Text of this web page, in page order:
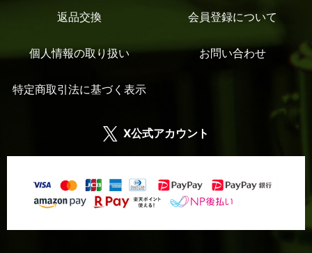
返品交換 会員登録について
個人情報の取り扱い お問い合わせ
特定商取引法に基づく表示
X公式アカウント